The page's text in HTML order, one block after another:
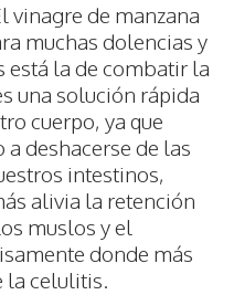
vinagre de manzana
muchas dolencias y
está la de combatir la
una solución rápida
cuerpo, ya que
a deshacerse de las
intestinos,
alivia la retención
muslos y el
donde más
la celulitis.